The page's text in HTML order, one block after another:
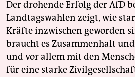
Der drohende Erfolg der AfD
Landtagswahlen zeigt, wie
Kräfte inzwischen geworden
braucht es Zusammenhalt
und vor allem mit den
für eine starke